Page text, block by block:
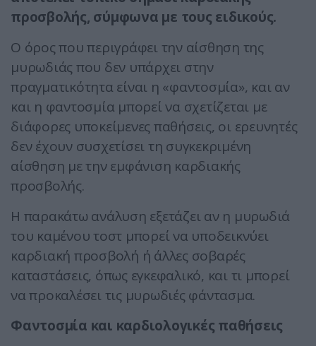
προσβολής, σύμφωνα με τους ειδικούς.
Ο όρος που περιγράφει την αίσθηση της
μυρωδιάς που δεν υπάρχει στην
πραγματικότητα είναι η «φαντοσμία», και αν
και η φαντοσμία μπορεί να σχετίζεται με
διάφορες υποκείμενες παθήσεις, οι ερευνητές
δεν έχουν συσχετίσει τη συγκεκριμένη
αίσθηση με την εμφάνιση καρδιακής
προσβολής.
Η παρακάτω ανάλυση εξετάζει αν η μυρωδιά
του καμένου τοστ μπορεί να υποδεικνύει
καρδιακή προσβολή ή άλλες σοβαρές
καταστάσεις, όπως εγκεφαλικό, και τι μπορεί
να προκαλέσει τις μυρωδιές φάντασμα.
Φαντοσμία και καρδιολογικές παθήσεις